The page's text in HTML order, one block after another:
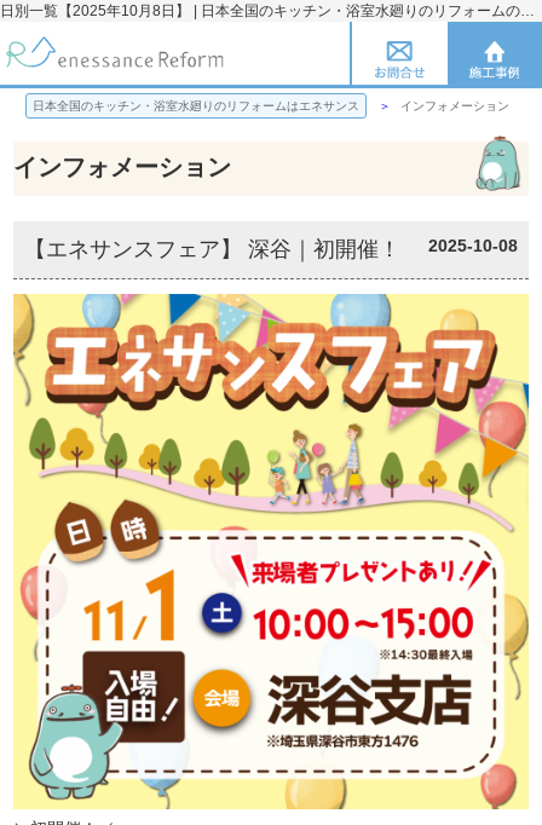
日別一覧【2025年10月8日】 | 日本全国のキッチン・浴室水廻りのリフォームのことならエネサンス
日本全国のキッチン・浴室水廻りのリフォームはエネサンス インフォメーション
インフォメーション
【エネサンスフェア】 深谷｜初開催！ 2025-10-08